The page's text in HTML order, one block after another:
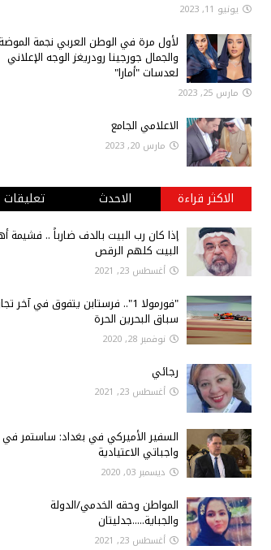
يونيو 11, 2023
لأول مرة في الوطن العربي نجمة
والجمال جورجينا رودريغز الوجه الإعلاني
لعدسات "أمارا"
مارس 25, 2023
الاعلامي الجامع
مارس 20, 2023
الاكثر قراءة الاحدث تعليقات
إذا كان رب البيت بالدف ضارباً .. فشيمة
البيت كلهم الرقص
أغسطس 23, 2021
"فورمولا 1".. فرستابن يتفوق في آخر
سباق البحرين الحرة
نوفمبر 28, 2020
رجائي
أغسطس 23, 2021
السفير الأميركي في بغداد: ساستمر في
واجباتي الاعتيادية
ديسمبر 03, 2020
المواطن وحقه الخدمي/الدولة
والجباية.....جدليتان
أغسطس 23, 2021